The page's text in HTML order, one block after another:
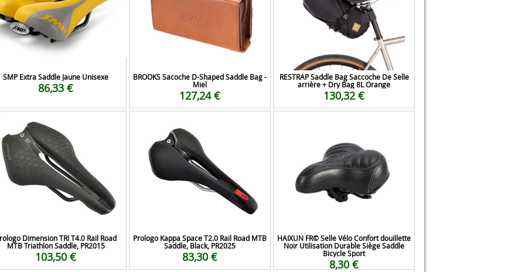
SMP Extra Saddle Jaune Unisexe
86,33 €
BROOKS Sacoche D-Shaped Saddle Bag -
Miel
127,24 €
RESTRAP Saddle Bag Saccoche De Selle
arrière + Dry Bag 8L Orange
130,32 €
Dimension TRI T4.0 Rail Road
MTB Triathlon Saddle, PR2015
103,50 €
Prologo Kappa Space T2.0 Rail Road MTB
Saddle, Black, PR2025
83,30 €
HAIXUN FR© Selle Vélo Confort douillette
Noir Utilisation Durable Siège Saddle
Bicycle Sport
8,30 €